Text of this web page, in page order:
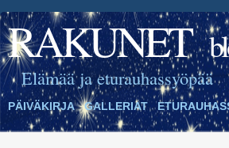
RAKUNET
Elämää ja eturauhassyöpää
PÄIVÄKIRJA GALLERIAT